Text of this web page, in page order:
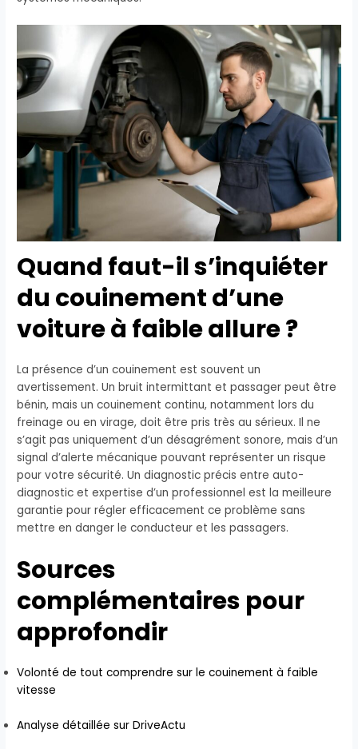
Quand faut-il s’inquiéter
du couinement d’une
voiture à faible allure ?
La présence d’un couinement est souvent un
avertissement. Un bruit intermittant et passager peut être
bénin, mais un couinement continu, notamment lors du
freinage ou en virage, doit être pris très au sérieux. Il ne
s’agit pas uniquement d’un désagrément sonore, mais d’un
signal d’alerte mécanique pouvant représenter un risque
pour votre sécurité. Un diagnostic précis entre auto-
diagnostic et expertise d’un professionnel est la meilleure
garantie pour régler efficacement ce problème sans
mettre en danger le conducteur et les passagers.
Sources
complémentaires pour
approfondir
Volonté de tout comprendre sur le couinement à faible
vitesse
Analyse détaillée sur DriveActu